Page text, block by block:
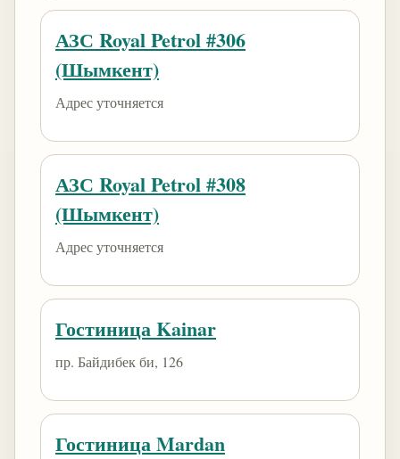
АЗС Royal Petrol #306
(Шымкент)
Адрес уточняется
АЗС Royal Petrol #308
(Шымкент)
Адрес уточняется
Гостиница Kainar
пр. Байдибек би, 126
Гостиница Mardan